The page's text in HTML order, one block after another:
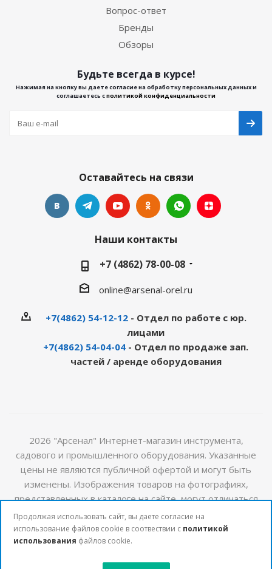
Вопрос-ответ
Бренды
Обзоры
Будьте всегда в курсе!
Нажимая на кнопку вы даете согласие на обработку персональных данных и
соглашаетесь сполитикой конфиденциальности
Оставайтесь на связи
Наши контакты
+7 (4862) 78-00-08
online@arsenal-orel.ru
+7(4862) 54-12-12- Отдел по работе с юр.
лицами
+7(4862) 54-04-04 - Отдел по продаже зап.
частей / аренде оборудования
2026 "Арсенал" Интернет-магазин инструмента,
садового и промышленного оборудования. Указанные
цены не являются публичной офертой и могут быть
изменены. Изображения товаров на фотографиях,
представленных в каталоге на сайте, могут отличаться
от оригиналов. Актуальную информацию о стоимости и
наличии товаров можно получить у наших менеджеров
Продолжая использовать сайт, вы даете согласие на
использование файлов cookie в соотвествии с политикой
использования файлов cookie.